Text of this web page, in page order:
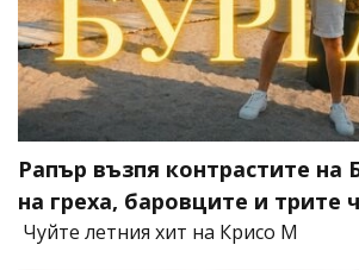
Рапър възпя контрастите на
на греха, баровците и
Чуйте летния хит на Крисо М